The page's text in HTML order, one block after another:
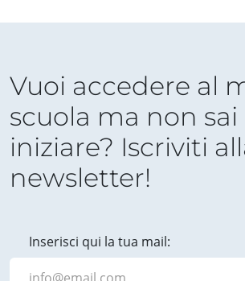
Vuoi accedere al
scuola ma non
iniziare? Iscriviti
newsletter!
Inserisci qui la tua mail: